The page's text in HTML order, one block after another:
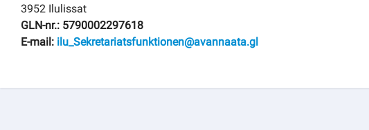
3952 Ilulissat
GLN-nr.: 5790002297618
E-mail: ilu_Sekretariatsfunktionen@avannaata.gl